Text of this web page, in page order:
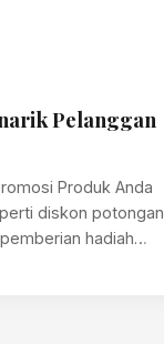
Pelanggan
Produk Anda
diskon potongan
hadiah